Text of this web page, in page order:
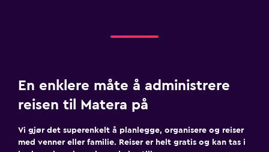
En enklere måte å administrere
reisen til Matera på
Vi gjør det superenkelt å planlegge, organisere og reiser
med venner eller familie. Reiser er helt gratis og kan tas i